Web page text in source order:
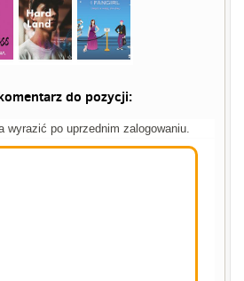
do pozycji:
wyrazić po uprzednim zalogowaniu.